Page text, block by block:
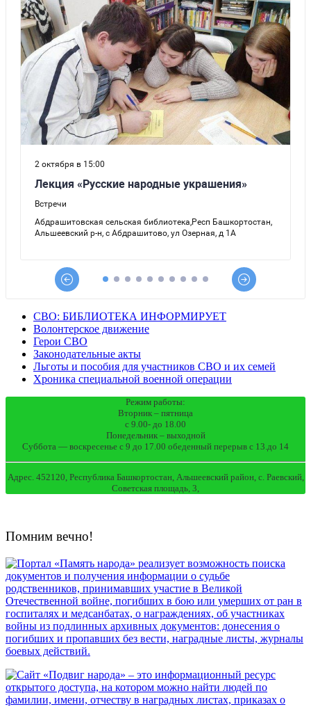
СВО: БИБЛИОТЕКА ИНФОРМИРУЕТ
Волонтерское движение
Герои СВО
Законодательные акты
Льготы и пособия для участников СВО и их семей
Хроника специальной военной операции
Режим работы:
Вторник – пятница
с 9.00- до 18.00
Понедельник – выходной
Суббота — воскресенье с 9 до 17.00 обеденный перерыв с 13.до 14
Адрес. 452120, Республика Башкортостан, Альшеевский район, с. Раевский,
Советская площадь, 3,
Помним вечно!